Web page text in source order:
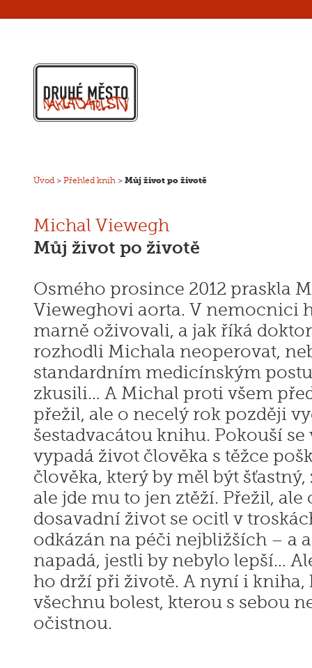
Úvod > Přehled knih > Můj život po životě
Michal Viewegh
Můj život po životě
Osmého prosince 2012 praskla
Vieweghovi aorta. V nemocnici
marně oživovali, a jak říká
rozhodli Michala neoperovat,
standardním medicínským
zkusili… A Michal proti všem
přežil, ale o necelý rok později
šestadvacátou knihu. Pokouší
vypadá život člověka s těžce
člověka, který by měl být
ale jde mu to jen ztěží. Přežil, ale
dosavadní život se ocitl v
odkázán na péči nejbližších – a
napadá, jestli by nebylo lepší…
ho drží při životě. A nyní i kniha,
všechnu bolest, kterou s sebou
očistnou.